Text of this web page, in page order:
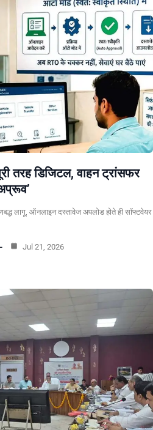
तरह डिजिटल, वाहन ट्रांसफर
लागू, ऑनलाइन दस्तावेज अपलोड होते ही सॉफ्टवेयर
Jul 21, 2026